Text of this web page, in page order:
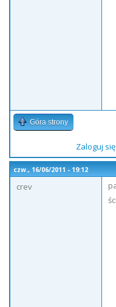
Góra strony
Zaloguj się
czw., 16/06/2011 - 19:12
crev